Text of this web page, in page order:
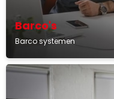
Barco's
Barco systemen